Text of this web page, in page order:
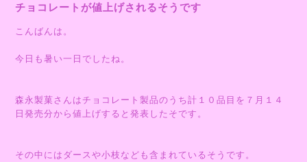
チョコレートが値上げされるそうです
こんばんは。
今日も暑い一日でしたね。
森永製菓さんはチョコレート製品のうち計１０品目を７月１４
日発売分から値上げすると発表したそです。
その中にはダースや小枝なども含まれているそうです。